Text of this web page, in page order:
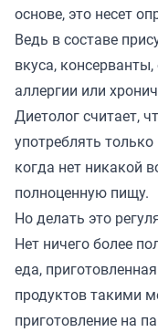
основе, это несет
Ведь в составе
вкуса,
аллергии или
Диетолог считает,
употреблять
когда нет никакой
полноценную пищу.
Но делать это
Нет ничего более
еда,
продуктов такими
приготовление на